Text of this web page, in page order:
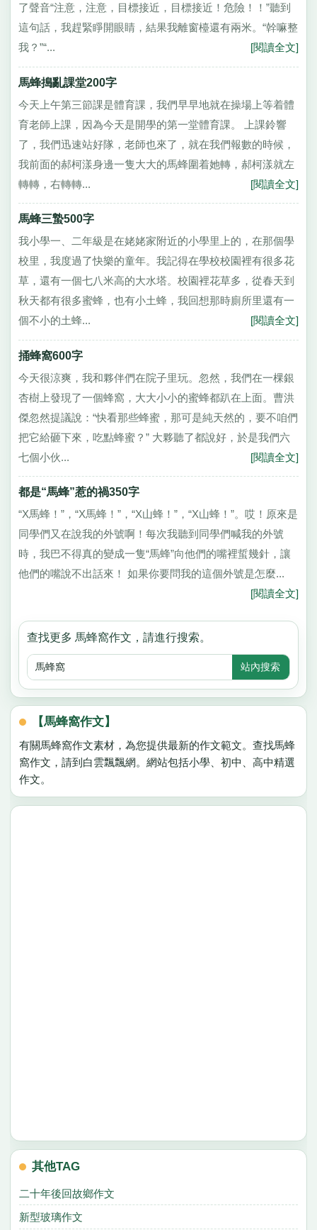
了聲音“注意，注意，目標接近，目標接近！危險！！”聽到
這句話，我趕緊睜開眼睛，結果我離窗檯還有兩米。“幹嘛整
我？”“...
[閱讀全文]
馬蜂搗亂課堂200字
今天上午第三節課是體育課，我們早早地就在操場上等着體
育老師上課，因為今天是開學的第一堂體育課。 上課鈴響
了，我們迅速站好隊，老師也來了，就在我們報數的時候，
我前面的郝柯漾身邊一隻大大的馬蜂圍着她轉，郝柯漾就左
轉轉，右轉轉...
[閱讀全文]
馬蜂三蟄500字
我小學一、二年級是在姥姥家附近的小學里上的，在那個學
校里，我度過了快樂的童年。我記得在學校校園裡有很多花
草，還有一個七八米高的大水塔。校園裡花草多，從春天到
秋天都有很多蜜蜂，也有小土蜂，我回想那時廁所里還有一
個不小的土蜂...
[閱讀全文]
捅蜂窩600字
今天很涼爽，我和夥伴們在院子里玩。忽然，我們在一棵銀
杏樹上發現了一個蜂窩，大大小小的蜜蜂都趴在上面。曹洪
傑忽然提議說：“快看那些蜂蜜，那可是純天然的，要不咱們
把它給砸下來，吃點蜂蜜？” 大夥聽了都說好，於是我們六
七個小伙...
[閱讀全文]
都是“馬蜂”惹的禍350字
“X馬蜂！”，“X馬蜂！”，“X山蜂！”，“X山蜂！”。哎！原來是
同學們又在說我的外號啊！每次我聽到同學們喊我的外號
時，我巴不得真的變成一隻“馬蜂”向他們的嘴裡蜇幾針，讓
他們的嘴說不出話來！ 如果你要問我的這個外號是怎麼...
[閱讀全文]
查找更多 馬蜂窩作文，請進行搜索。
【馬蜂窩作文】
有關馬蜂窩作文素材，為您提供最新的作文範文。查找馬蜂
窩作文，請到白雲飄飄網。網站包括小學、初中、高中精選
作文。
其他TAG
二十年後回故鄉作文
新型玻璃作文